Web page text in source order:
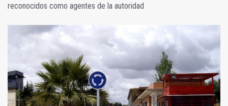
reconocidos como agentes de la autoridad